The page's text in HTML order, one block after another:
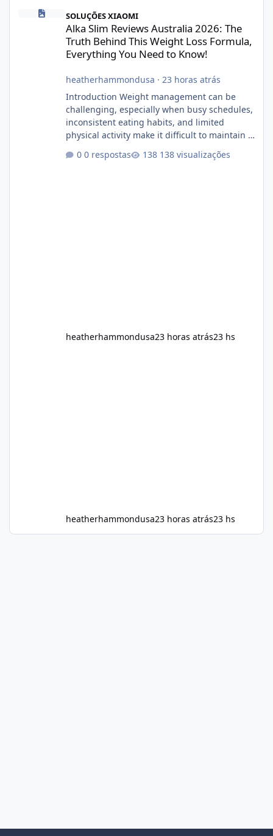
Alka Slim Reviews Australia 2026: The Truth Behind This
SOLUÇÕES XIAOMI
Alka Slim Reviews Australia 2026: The
Truth Behind This Weight Loss Formula,
Everything You Need to Know!
heatherhammondusa · 23 horas atrás
Introduction Weight management can be
challenging, especially when busy schedules,
inconsistent eating habits, and limited
physical activity make it difficult to maintain a
for dietary supplements that may
0 respostas 138 visualizações
heatherhammondusa23 horas atrás23 hs
heatherhammondusa23 horas atrás23 hs